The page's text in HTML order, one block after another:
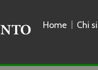
Home Chi